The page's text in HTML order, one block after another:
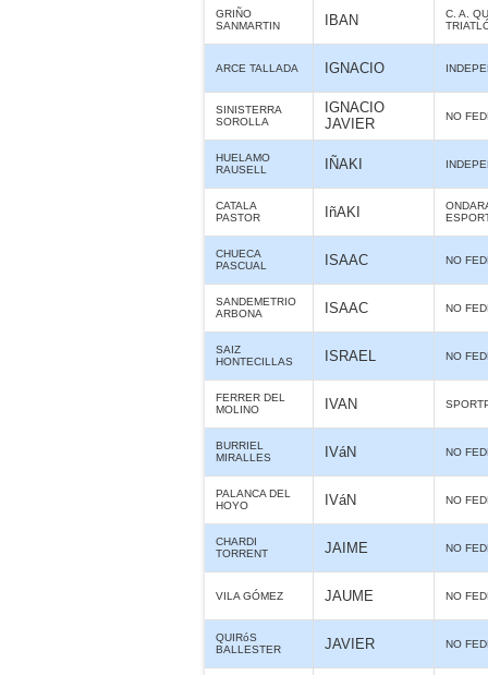
GRIÑO
SANMARTIN
IBAN
C. A.
ARCE TALLADA IGNACIO
SINISTERRA
SOROLLA
IGNACIO
JAVIER
NO
HUELAMO
RAUSELL
IÑAKI
CATALA
PASTOR
IñAKI
CHUECA
PASCUAL
ISAAC NO
SANDEMETRIO
ARBONA
ISAAC NO
SAIZ
HONTECILLAS
ISRAEL NO
FERRER DEL
MOLINO
IVAN
BURRIEL
MIRALLES
IVáN NO
PALANCA DEL
HOYO
IVáN NO
CHARDI
TORRENT
JAIME NO
VILA GÓMEZ JAUME NO
QUIRóS
BALLESTER
JAVIER NO